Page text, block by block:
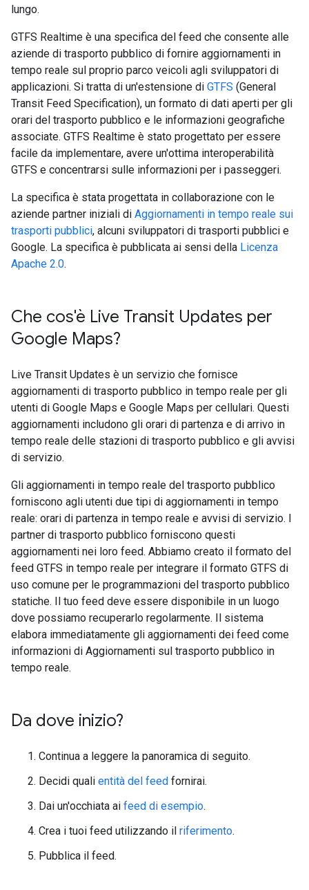
lungo.
GTFS Realtime è una specifica del feed che consente alle
aziende di trasporto pubblico di fornire aggiornamenti in
tempo reale sul proprio parco veicoli agli sviluppatori di
applicazioni. Si tratta di un'estensione di GTFS (General
Transit Feed Specification), un formato di dati aperti per gli
orari del trasporto pubblico e le informazioni geografiche
associate. GTFS Realtime è stato progettato per essere
facile da implementare, avere un'ottima interoperabilità
GTFS e concentrarsi sulle informazioni per i passeggeri.
La specifica è stata progettata in collaborazione con le
aziende partner iniziali di Aggiornamenti in tempo reale sui
trasporti pubblici, alcuni sviluppatori di trasporti pubblici e
Google. La specifica è pubblicata ai sensi della Licenza
Apache 2.0.
Che cos'è Live Transit Updates per
Google Maps?
Live Transit Updates è un servizio che fornisce
aggiornamenti di trasporto pubblico in tempo reale per gli
utenti di Google Maps e Google Maps per cellulari. Questi
aggiornamenti includono gli orari di partenza e di arrivo in
tempo reale delle stazioni di trasporto pubblico e gli avvisi
di servizio.
Gli aggiornamenti in tempo reale del trasporto pubblico
forniscono agli utenti due tipi di aggiornamenti in tempo
reale: orari di partenza in tempo reale e avvisi di servizio. I
partner di trasporto pubblico forniscono questi
aggiornamenti nei loro feed. Abbiamo creato il formato del
feed GTFS in tempo reale per integrare il formato GTFS di
uso comune per le programmazioni del trasporto pubblico
statiche. Il tuo feed deve essere disponibile in un luogo
dove possiamo recuperarlo regolarmente. Il sistema
elabora immediatamente gli aggiornamenti dei feed come
informazioni di Aggiornamenti sul trasporto pubblico in
tempo reale.
Da dove inizio?
Continua a leggere la panoramica di seguito.
Decidi quali entità del feed fornirai.
Dai un'occhiata ai feed di esempio.
Crea i tuoi feed utilizzando il riferimento.
Pubblica il feed.